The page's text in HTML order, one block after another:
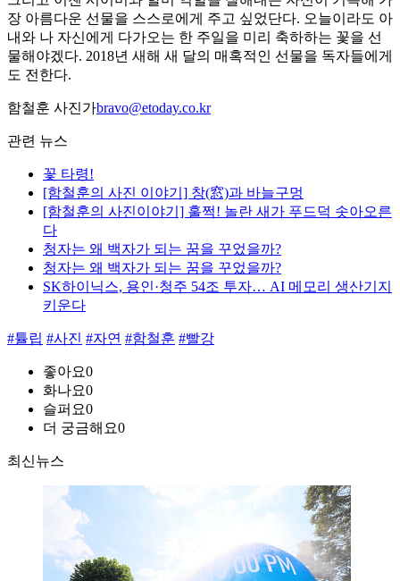
장 아름다운 선물을 스스로에게 주고 싶었단다. 오늘이라도 아
내와 나 자신에게 다가오는 한 주일을 미리 축하하는 꽃을 선
물해야겠다. 2018년 새해 새 달의 매혹적인 선물을 독자들에게
도 전한다.
함철훈 사진가bravo@etoday.co.kr
관련 뉴스
꽃 타령!
[함철훈의 사진 이야기] 창(窓)과 바늘구멍
[함철훈의 사진이야기] 훌쩍! 놀란 새가 푸드덕 솟아오른
다
청자는 왜 백자가 되는 꿈을 꾸었을까?
청자는 왜 백자가 되는 꿈을 꾸었을까?
SK하이닉스, 용인·청주 54조 투자… AI 메모리 생산기지
키운다
#튤립 #사진 #자연 #함철훈 #빨강
좋아요0
화나요0
슬퍼요0
더 궁금해요0
최신뉴스